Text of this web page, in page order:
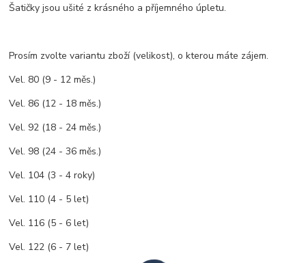
Šatičky jsou ušité z krásného a příjemného úpletu.
Prosím zvolte variantu zboží (velikost), o kterou máte zájem.
Vel. 80 (9 - 12 měs.)
Vel. 86 (12 - 18 měs.)
Vel. 92 (18 - 24 měs.)
Vel. 98 (24 - 36 měs.)
Vel. 104 (3 - 4 roky)
Vel. 110 (4 - 5 let)
Vel. 116 (5 - 6 let)
Vel. 122 (6 - 7 let)